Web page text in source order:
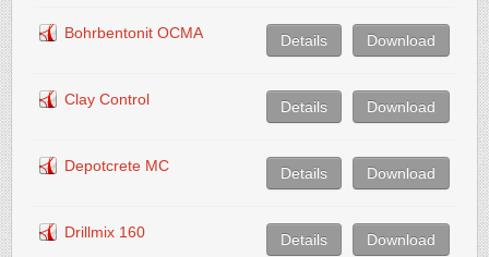
Bohrbentonit OCMA Download
Details
Clay Control Download
Details
Depotcrete MC Download
Details
Drillmix 160 Download
Details